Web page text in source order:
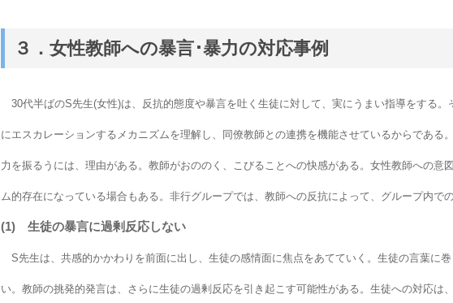
３．女性教師への暴言･暴力の対応事例
30代半ばのS先生(女性)は、反抗的態度や暴言を吐く生徒に対して、実にうまい指導をする。
にエスカレーションするメカニズムを理解し、同僚教師との連携を機能させているからである
力を振るうには、理由がある。教師がおののく、こびることへの快感がある。女性教師への意
ム的存在になっている場合もある。非行グループでは、教師への反抗によって、グループ内での
(1) 生徒の暴言に過剰反応しない
S先生は、共感的かかわりを前面に出し、生徒の感情面に焦点をあてていく。生徒の言葉に
い。教師の挑発的発言は、さらに生徒の過剰反応を引き起こす可能性がある。生徒への対応は